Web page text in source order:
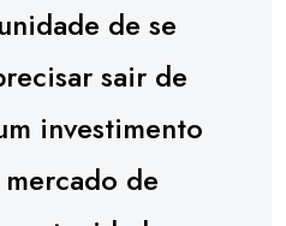
de se
sair de
investimento
de